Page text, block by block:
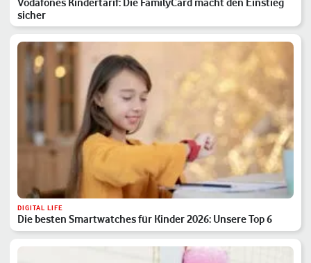
sicher
DIGITAL LIFE
Die besten Smartwatches für Kinder 2026: Unsere Top 6